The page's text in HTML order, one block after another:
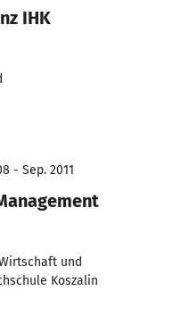
IHK
- Sep. 2011
und
Koszalin